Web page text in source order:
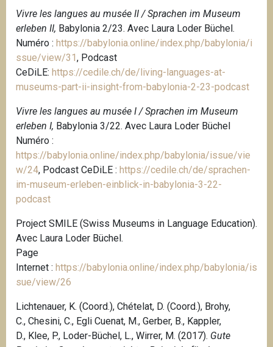
Vivre les langues au musée II / Sprachen im Museum
erleben II, Babylonia 2/23. Avec Laura Loder Büchel.
Numéro : https://babylonia.online/index.php/babylonia/i
ssue/view/31, Podcast
CeDiLE: https://cedile.ch/de/living-languages-at-
museums-part-ii-insight-from-babylonia-2-23-podcast
Vivre les langues au musée I / Sprachen im Museum
erleben I, Babylonia 3/22. Avec Laura Loder Büchel
Numéro :
https://babylonia.online/index.php/babylonia/issue/vie
w/24, Podcast CeDiLE : https://cedile.ch/de/sprachen-
im-museum-erleben-einblick-in-babylonia-3-22-
podcast
Project SMILE (Swiss Museums in Language Education).
Avec Laura Loder Büchel.
Page
Internet : https://babylonia.online/index.php/babylonia/is
sue/view/26
Lichtenauer, K. (Coord.), Chételat, D. (Coord.), Brohy,
C., Chesini, C., Egli Cuenat, M., Gerber, B., Kappler,
D., Klee, P., Loder-Büchel, L., Wirrer, M. (2017). Gute